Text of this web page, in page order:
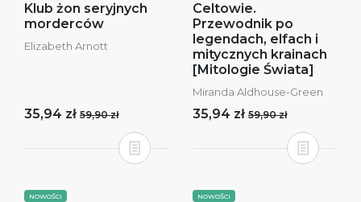
Klub żon seryjnych
morderców
Elizabeth Arnott
35,94 zł 59,90 zł
Celtowie.
Przewodnik po
legendach, elfach i
mitycznych krainach
[Mitologie Świata]
Miranda Aldhouse-Green
35,94 zł 59,90 zł
NOWOŚCI NOWOŚCI